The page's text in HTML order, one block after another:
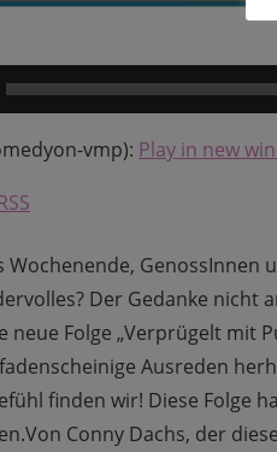
vmp): Play in new
Wochenende, GenossInnen
Der Gedanke nicht
neue Folge „Verprügelt mit
Ausreden
finden wir! Diese Folge
Conny Dachs, der